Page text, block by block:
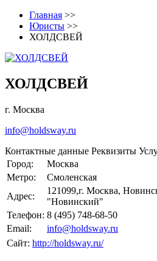
Главная >>
Юристы >>
ХОЛДСВЕЙ
ХОЛДСВЕЙ
г. Москва
info@holdsway.ru
Контактные данные Реквизиты
Город:
Москва
Метро:
Смоленская
Адрес:
121099,г. Москва,
"Новинский"
Телефон: 8 (495) 748-68-50
Email:
info@holdsway.ru
Сайт: http://holdsway.ru/